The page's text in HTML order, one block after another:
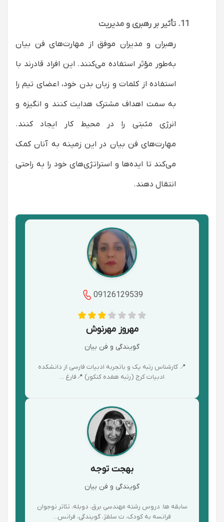
تأثیر بر رهبری و مدیریت
رهبران و مدیران موفق از مهارت‌های فن بیان
به‌طور مؤثر استفاده می‌کنند. این افراد قادرند با
استفاده از کلمات و زبان بدن خود، اعضای تیم را
به سمت اهداف مشترک هدایت کنند و انگیزه و
انرژی مثبتی را در محیط کار ایجاد کنند.
مهارت‌های فن بیان در این زمینه به آنان کمک
می‌کند تا ایده‌ها و استراتژی‌های خود را به راحتی
انتقال دهند.
09126129539
مهروز مهرنوش
گویندگی و فن بیان
📍 کارشناس رتبه یک و باتجربه ادبیات فارسی از دانشکده
ادبیات کرج (رتبه هفده کنکور) 📍فارغ ...
بهجت توجه
گویندگی و فن بیان
سابقه ها: دروس رشته مهندسی برق، دوبله، تئاتر نوجوان
فرانسه به کودک، ت سلفژ، گویندگی، فرانس...